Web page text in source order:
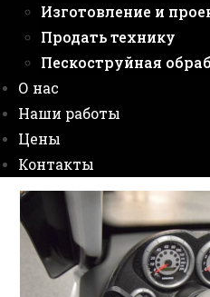
Изготовление и
Продать технику
Пескоструйная
О нас
Наши работы
Цены
Контакты